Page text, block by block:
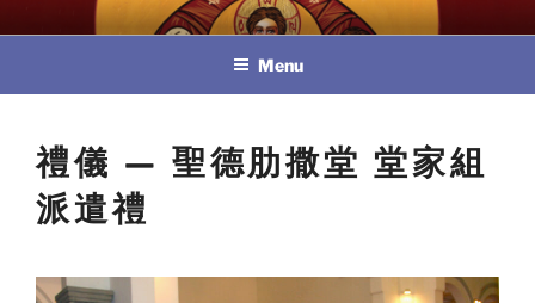
to
教區婚姻與家庭牧民委員會
Menu
禮儀 — 聖德肋撒堂 堂家組
派遣禮